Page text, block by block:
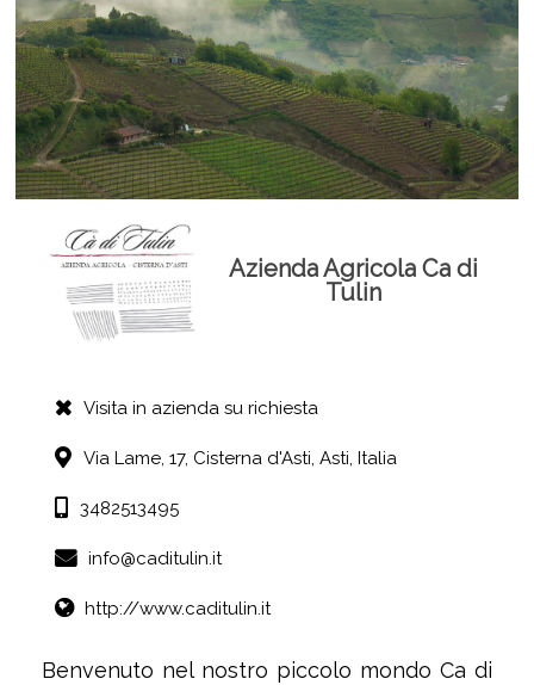
Azienda Agricola Ca di
Tulin
Visita in azienda su richiesta
Via Lame, 17, Cisterna d'Asti, Asti, Italia
3482513495
info@caditulin.it
http://www.caditulin.it
Benvenuto nel nostro piccolo mondo Ca di